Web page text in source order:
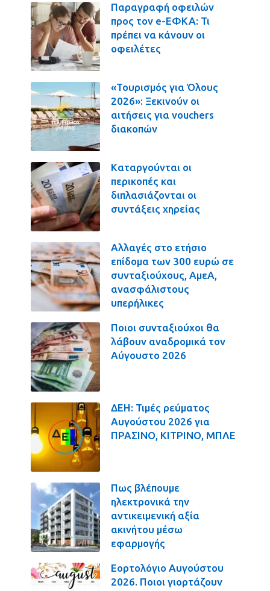
Παραγραφή οφειλών
προς τον e-ΕΦΚΑ: Τι
πρέπει να κάνουν οι
οφειλέτες
«Τουρισμός για Όλους
2026»: Ξεκινούν οι
αιτήσεις για vouchers
διακοπών
Καταργούνται οι
περικοπές και
διπλασιάζονται οι
συντάξεις χηρείας
Αλλαγές στο ετήσιο
επίδομα των 300 ευρώ σε
συνταξιούχους, ΑμεΑ,
ανασφάλιστους
υπερήλικες
Ποιοι συνταξιούχοι θα
λάβουν αναδρομικά τον
Αύγουστο 2026
ΔΕΗ: Τιμές ρεύματος
Αυγούστου 2026 για
ΠΡΑΣΙΝΟ, ΚΙΤΡΙΝΟ, ΜΠΛΕ
Πως βλέπουμε
ηλεκτρονικά την
αντικειμενική αξία
ακινήτου μέσω
εφαρμογής
Εορτολόγιο Αυγούστου
2026. Ποιοι γιορτάζουν